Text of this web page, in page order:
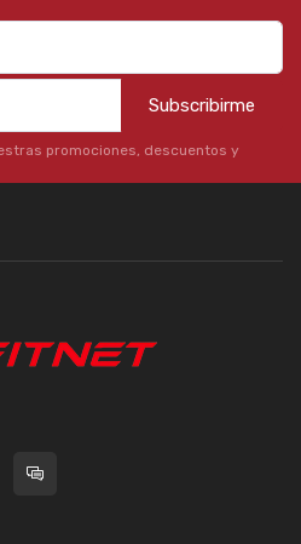
Subscribirme
promociones, descuentos y